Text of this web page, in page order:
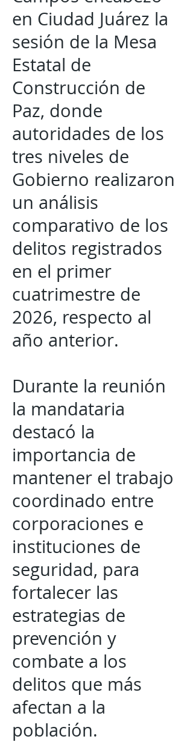
en Ciudad Juárez la
sesión de la Mesa
Estatal de
Construcción de
Paz, donde
autoridades de los
tres niveles de
Gobierno realizaron
un análisis
comparativo de los
delitos registrados
en el primer
cuatrimestre de
2026, respecto al
año anterior.
Durante la reunión
la mandataria
destacó la
importancia de
mantener el trabajo
coordinado entre
corporaciones e
instituciones de
seguridad, para
fortalecer las
estrategias de
prevención y
combate a los
delitos que más
afectan a la
población.